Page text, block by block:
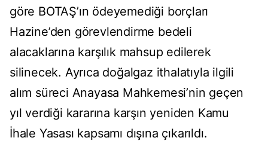
göre BOTAŞ’ın ödeyemediği borçları
Hazine’den görevlendirme bedeli
alacaklarına karşılık mahsup edilerek
silinecek. Ayrıca doğalgaz ithalatıyla ilgili
alım süreci Anayasa Mahkemesi’nin geçen
yıl verdiği kararına karşın yeniden Kamu
İhale Yasası kapsamı dışına çıkarıldı.